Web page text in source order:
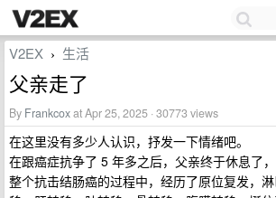
V2EX › 生活
父亲走了
By Frankcoxat Apr 25, 2025 · 30773 views
在这里没有多少人认识，抒发一下情绪吧。
在跟癌症抗争了 5 年多之后，父亲终于休息了
整个抗击结肠癌的过程中，经历了原位复发，